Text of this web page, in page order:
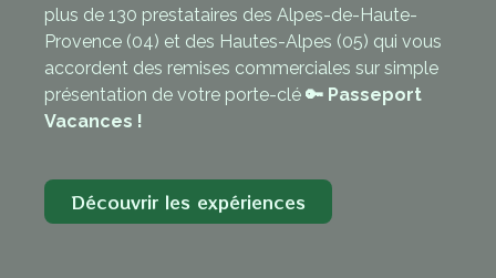
plus de 130 prestataires des Alpes-de-Haute-
Provence (04) et des Hautes-Alpes (05) qui vous
accordent des remises commerciales sur simple
présentation de votre porte-clé 🔑 Passeport
Vacances !
Découvrir les expériences